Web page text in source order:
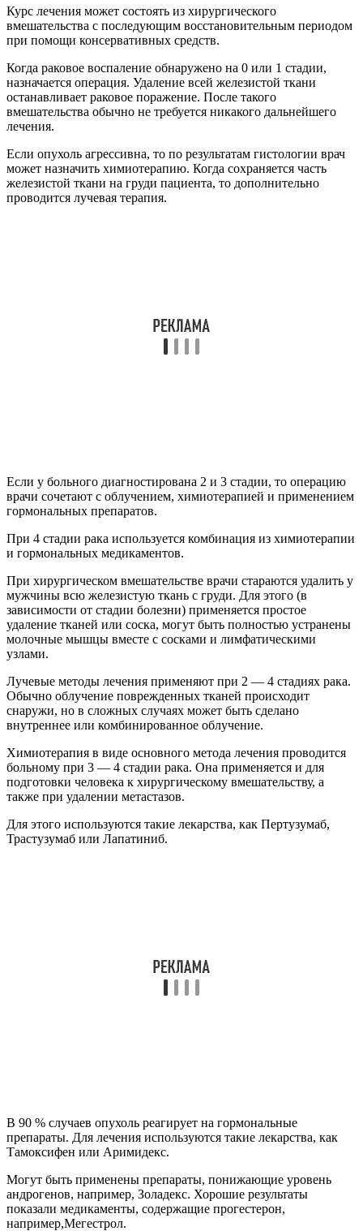
Курс лечения может состоять из хирургического
вмешательства с последующим восстановительным периодом
при помощи консервативных средств.
Когда раковое воспаление обнаружено на 0 или 1 стадии,
назначается операция. Удаление всей железистой ткани
останавливает раковое поражение. После такого
вмешательства обычно не требуется никакого дальнейшего
лечения.
Если опухоль агрессивна, то по результатам гистологии врач
может назначить химиотерапию. Когда сохраняется часть
железистой ткани на груди пациента, то дополнительно
проводится лучевая терапия.
Если у больного диагностирована 2 и 3 стадии, то операцию
врачи сочетают с облучением, химиотерапией и применением
гормональных препаратов.
При 4 стадии рака используется комбинация из химиотерапии
и гормональных медикаментов.
При хирургическом вмешательстве врачи стараются удалить у
мужчины всю железистую ткань с груди. Для этого (в
зависимости от стадии болезни) применяется простое
удаление тканей или соска, могут быть полностью устранены
молочные мышцы вместе с сосками и лимфатическими
узлами.
Лучевые методы лечения применяют при 2 — 4 стадиях рака.
Обычно облучение поврежденных тканей происходит
снаружи, но в сложных случаях может быть сделано
внутреннее или комбинированное облучение.
Химиотерапия в виде основного метода лечения проводится
больному при 3 — 4 стадии рака. Она применяется и для
подготовки человека к хирургическому вмешательству, а
также при удалении метастазов.
Для этого используются такие лекарства, как Пертузумаб,
Трастузумаб или Лапатиниб.
В 90 % случаев опухоль реагирует на гормональные
препараты. Для лечения используются такие лекарства, как
Тамоксифен или Аримидекс.
Могут быть применены препараты, понижающие уровень
андрогенов, например, Золадекс. Хорошие результаты
показали медикаменты, содержащие прогестерон,
например,Мегестрол.